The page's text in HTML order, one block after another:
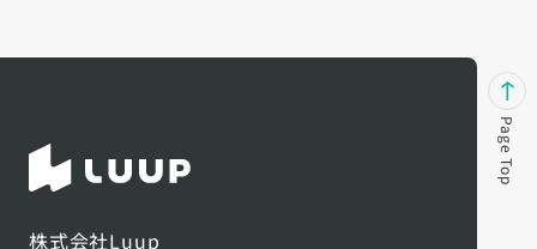
株式会社Luup
Page Top